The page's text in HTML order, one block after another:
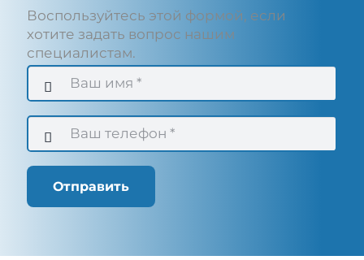
Воспользуйтесь этой формой, если
хотите задать вопрос нашим
специалистам.
Отправить